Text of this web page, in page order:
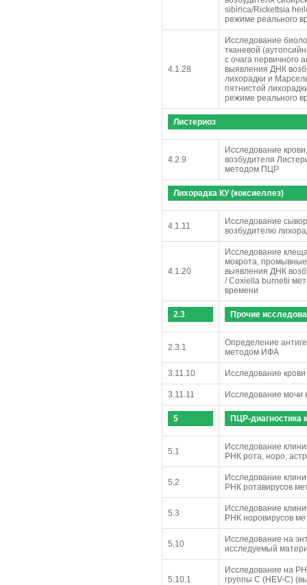
sibirica/Rickettsia
режиме реального
4.1.28
Исследование
тканевой
с очага первичного
выявления ДНК
лихорадки и
пятнистой
режиме реального
Листериоз
4.2.9
Исследование
возбудителя
методом ПЦР
Лихорадка КУ (коксиеллез)
4.1.11
Исследование
возбудителю
4.1.20
Исследование
мокрота,
выявления ДНК
/ Coxiella burnetii
времени
2.3 Прочие
2.3.1
Определение
методом ИФА
3.11.10 Исследование
3.11.11 Исследование мочи
5 ПЦР-диагностика
5.1
Исследование
РНК рота, норо,
5.2
Исследование
РНК ротавирусов
5.3
Исследование
РНК норовирусов
5.10
Исследование на
исследуемый
5.10.1
Исследование на
группы С (HEV-C)